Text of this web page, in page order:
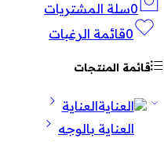
0سلة المشتريات
0قائمة الرغبات
قائمة المنتجات
العناية
العناية بالوجه